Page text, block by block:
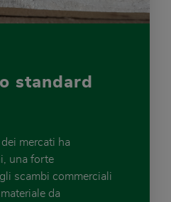
standard
mercati ha
una forte
scambi commerciali
da